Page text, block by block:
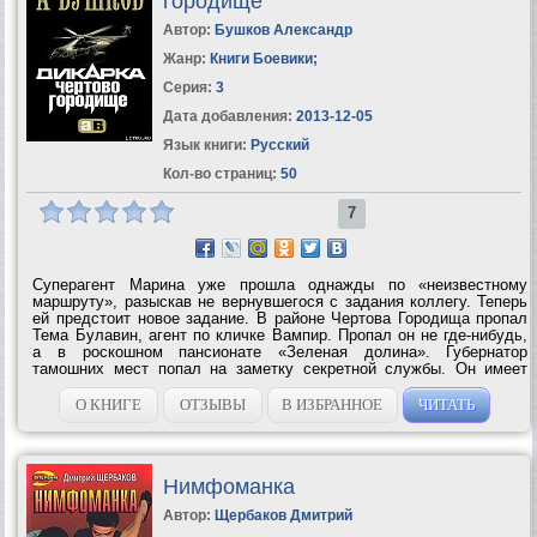
Автор: Бушков Александр
Жанр: Книги Боевики;
Серия: 3
Дата добавления: 2013-12-05
Язык книги: Русский
Кол-во страниц: 50
7
Суперагент Марина уже прошла однажды по «неизвестному
маршруту», разыскав не вернувшегося с задания коллегу. Теперь
ей предстоит новое задание. В районе Чертова Городища пропал
Тема Булавин, агент по кличке Вампир. Пропал он не где-нибудь,
а в роскошном пансионате «Зеленая долина». Губернатор
тамошних мест попал на заметку секретной службы. Он имеет
собственную разведку, неофициальную частную армию, пусть и
крохотную, и...
О КНИГЕ ОТЗЫВЫ В ИЗБРАННОЕ ЧИТАТЬ
Нимфоманка
Автор: Щербаков Дмитрий